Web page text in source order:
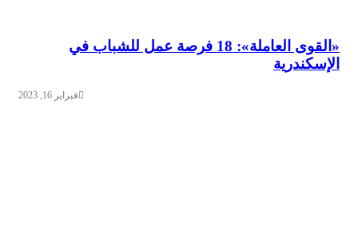
«القوى العاملة»: 18 فرصة عمل للشباب في
الإسكندرية
فبراير 16, 2023